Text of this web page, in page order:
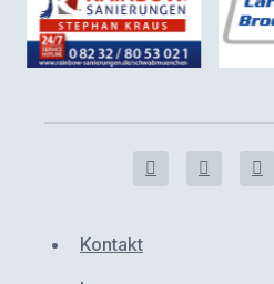
Kontakt